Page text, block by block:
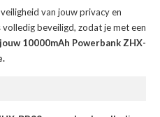
van jouw privacy en
beveiligd, zodat je met een
10000mAh Powerbank ZHX-